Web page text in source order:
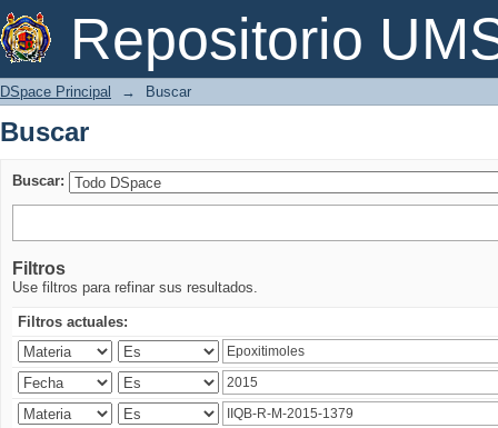
Repositorio
Buscar
DSpace Principal → Buscar
Buscar
Buscar:
Filtros
Use filtros para refinar sus resultados.
Filtros actuales: